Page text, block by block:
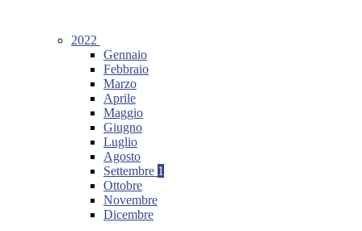
2022
Gennaio
Febbraio
Marzo
Aprile
Maggio
Giugno
Luglio
Agosto
Settembre 1
Ottobre
Novembre
Dicembre